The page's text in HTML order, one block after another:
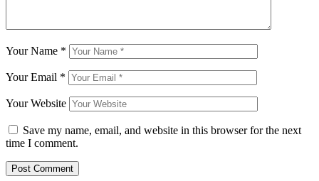
Your Name *
Your Email *
Your Website
Save my name, email, and website in this browser for the next
time I comment.